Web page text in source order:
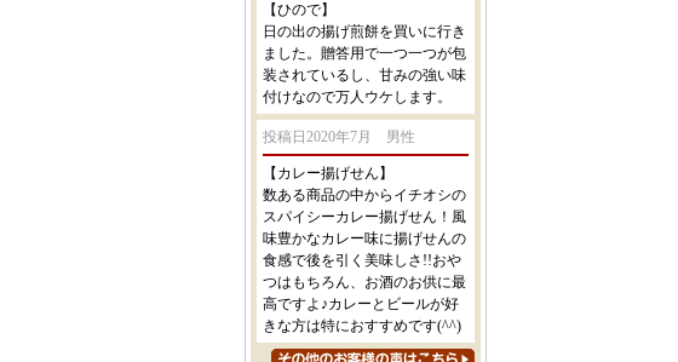
【ひので】
日の出の揚げ煎餅を買いに行き
ました。贈答用で一つ一つが包
装されているし、甘みの強い味
付けなので万人ウケします。
投稿日2020年7月 男性
【カレー揚げせん】
数ある商品の中からイチオシの
スパイシーカレー揚げせん！風
味豊かなカレー味に揚げせんの
食感で後を引く美味しさ!!おや
つはもちろん、お酒のお供に最
高ですよ♪カレーとビールが好
きな方は特におすすめです(^^)